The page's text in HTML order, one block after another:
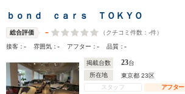
ｂｏｎｄ ｃａｒｓ ＴＯＫＹＯ
総合評価 - （クチコミ件数： -件）
接客：- 雰囲気：- アフター：- 品質：-
掲載台数 23台
所在地
東京都 23区
スタッフ
アフター